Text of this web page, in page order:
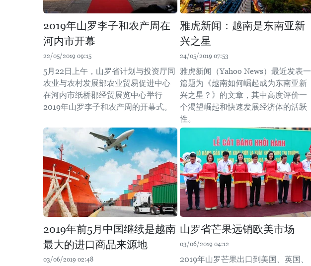
2019年山罗李子和农产周在
河内市开幕
22/05/2019 09:15
5月22日上午，山罗省计划与投资厅同
农业与农村发展部农业贸易促进中心
在河内市纸桥郡经贸展览中心举行
2019年山罗李子和农产周的开幕式。
雅虎新闻：越南是东南亚新
兴之星
24/05/2019 07:53
雅虎新闻（Yahoo News）最近发表一
篇题为《越南如何崛起成为东南亚新
兴之星？》的文章，其中高度评价一
个渴望崛起和快速发展经济体的活跃
性。
2019年前5月中国继续是越南
最大的进口商品来源地
03/06/2019 02:48
山罗省芒果远销欧美市场
03/06/2019 04:12
2019年山罗芒果出口到美国、英国、